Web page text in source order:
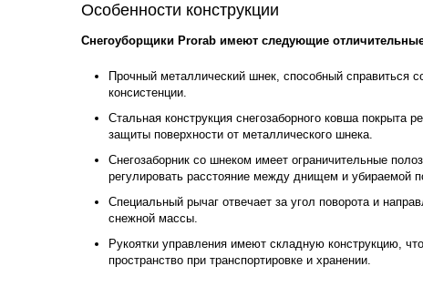
Особенности конструкции
Снегоуборщики Prorab имеют следующие
Прочный металлический шнек, способный справиться
консистенции.
Стальная конструкция снегозаборного ковша покрыта
защиты поверхности от металлического шнека.
Снегозаборник со шнеком имеет ограничительные
регулировать расстояние между днищем и убираемой
Специальный рычаг отвечает за угол поворота и
снежной массы.
Рукоятки управления имеют складную конструкцию,
пространство при транспортировке и хранении.